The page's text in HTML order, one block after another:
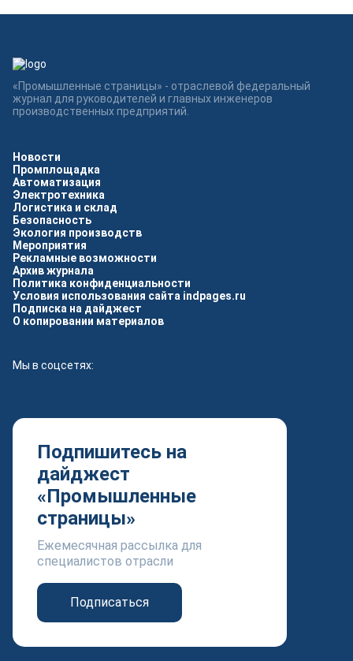
Новости
Промплощадка
Автоматизация
Электротехника
Логистика и склад
Безопасность
Экология производств
Мероприятия
Рекламные возможности
Архив журнала
Политика конфиденциальности
Условия использования сайта indpages.ru
Подписка на дайджест
О копировании материалов
Мы в соцсетях:
Подпишитесь на
дайджест
«Промышленные
страницы»
Ежемесячная рассылка для
специалистов отрасли
Подписаться
«Промышленные страницы» - отраслевой федеральный
журнал для руководителей и главных инженеров
производственных предприятий.